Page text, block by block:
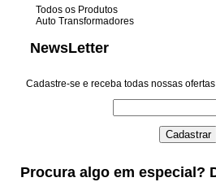
Todos os Produtos
Auto Transformadores
NewsLetter
Cadastre-se e receba todas nossas
Procura algo em especial?